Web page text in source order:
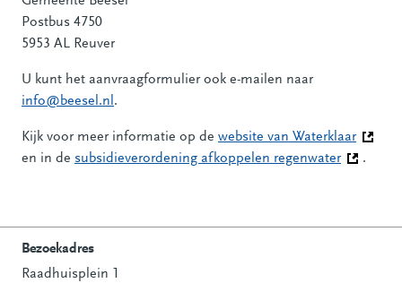
Postbus 4750
5953 AL Reuver
U kunt het aanvraagformulier ook e-mailen naar
info@beesel.nl .
Kijk voor meer informatie op de website van Waterklaar(Deze
en in de subsidieverordening afkoppelen regenwater(Deze
.
Bezoekadres
Raadhuisplein 1